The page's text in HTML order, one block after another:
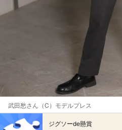
武田愁さん（C）モデルプレス
ジグソーde懸賞